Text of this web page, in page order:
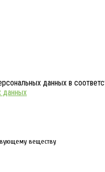
данных в
данных
веществу